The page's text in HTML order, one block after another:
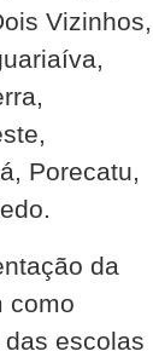
Vizinhos,
Porecatu,
da
como
escolas